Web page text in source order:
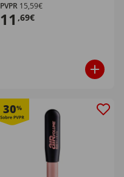
PVPR 15,59€
11 ,69€
30%